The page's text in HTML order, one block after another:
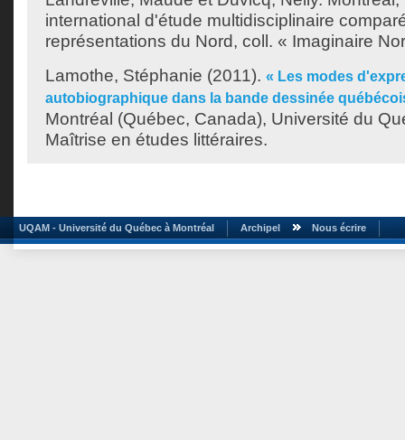
international d'étude multidisciplinaire
représentations du Nord, coll. « Imaginaire
Lamothe, Stéphanie (2011). « Les modes
autobiographique dans la bande dessinée
Montréal (Québec, Canada), Université du
Maîtrise en études littéraires.
UQAM - Université du Québec à Montréal Archipel Nous écrire